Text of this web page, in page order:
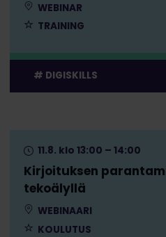
WEBINAR
TRAINING
DIGISKILLS
Kirjoituksen
tekoälyllä
11.8. klo 13:00 – 14:00
WEBINAARI
KOULUTUS